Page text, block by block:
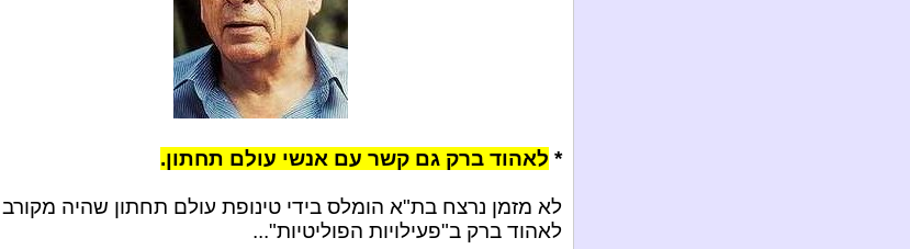
* לאהוד ברק גם קשר עם אנשי עולם תחתון.
לא מזמן נרצח בת"א הומלס בידי טינופת עולם תחתון שהיה מקורב
לאהוד ברק ב"פעילויות הפוליטיות"...